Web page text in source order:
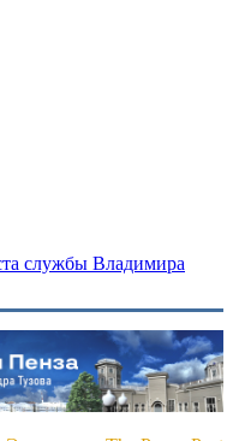
службы Владимира